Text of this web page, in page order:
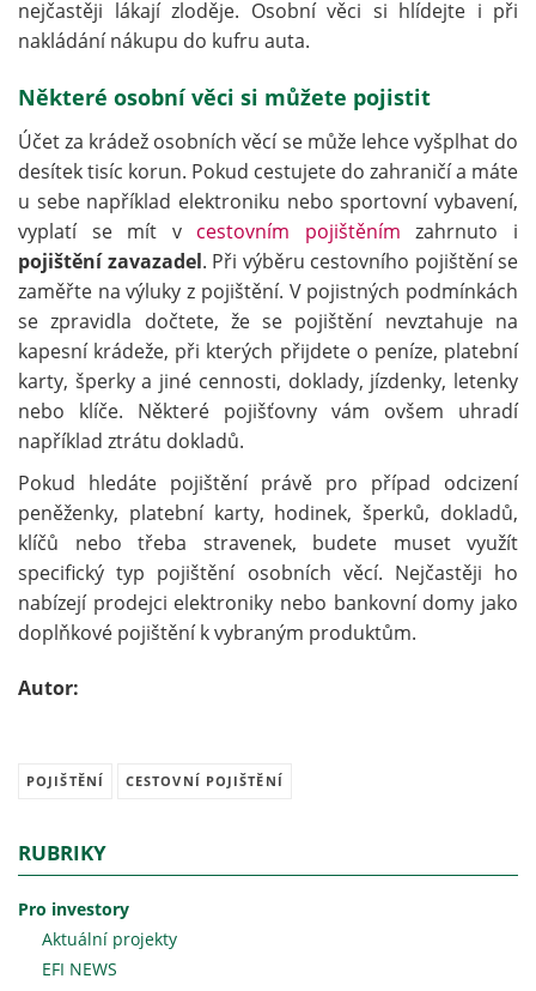
nejčastěji lákají zloděje. Osobní věci si hlídejte i při
nakládání nákupu do kufru auta.
Některé osobní věci si můžete pojistit
Účet za krádež osobních věcí se může lehce vyšplhat do
desítek tisíc korun. Pokud cestujete do zahraničí a máte
u sebe například elektroniku nebo sportovní vybavení,
vyplatí se mít v cestovním pojištěním zahrnuto i
pojištění zavazadel. Při výběru cestovního pojištění se
zaměřte na výluky z pojištění. V pojistných podmínkách
se zpravidla dočtete, že se pojištění nevztahuje na
kapesní krádeže, při kterých přijdete o peníze, platební
karty, šperky a jiné cennosti, doklady, jízdenky, letenky
nebo klíče. Některé pojišťovny vám ovšem uhradí
například ztrátu dokladů.
Pokud hledáte pojištění právě pro případ odcizení
peněženky, platební karty, hodinek, šperků, dokladů,
klíčů nebo třeba stravenek, budete muset využít
specifický typ pojištění osobních věcí. Nejčastěji ho
nabízejí prodejci elektroniky nebo bankovní domy jako
doplňkové pojištění k vybraným produktům.
Autor:
POJIŠTĚNÍ CESTOVNÍ POJIŠTĚNÍ
RUBRIKY
Pro investory
Aktuální projekty
EFI NEWS